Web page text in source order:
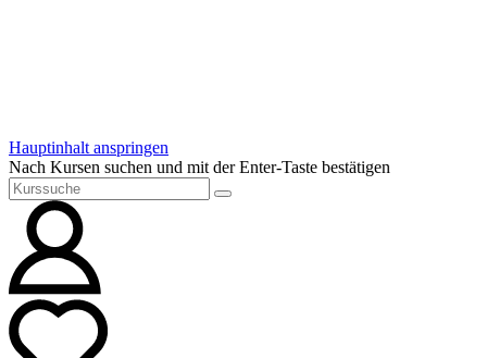
Hauptinhalt anspringen
Nach Kursen suchen und mit der Enter-Taste bestätigen